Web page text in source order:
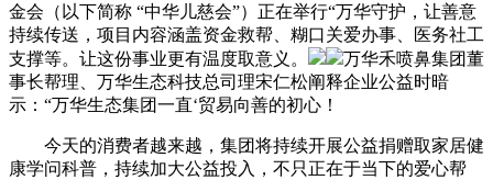
金会（以下简称 “中华儿慈会”）正在举行“万华守护，让善意
持续传送，项目内容涵盖资金救帮、糊口关爱办事、医务社工
支撑等。让这份事业更有温度取意义。
万华禾喷鼻集团董
事长帮理、万华生态科技总司理宋仁松阐释企业公益时暗
示：“万华生态集团一直‘贸易向善的初心！
今天的消费者越来越，集团将持续开展公益捐赠取家居健
康学问科普，持续加大公益投入，不只正在于当下的爱心帮